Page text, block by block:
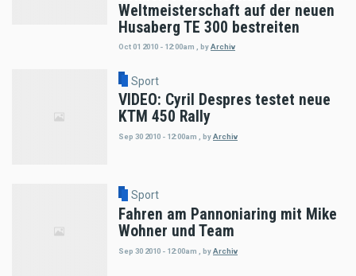
Weltmeisterschaft auf der neuen
Husaberg TE 300 bestreiten
Oct 01 2010 - 12:00am byArchiv
Sport
VIDEO: Cyril Despres testet neue
KTM 450 Rally
Sep 30 2010 - 12:00am byArchiv
Sport
Fahren am Pannoniaring mit Mike
Wohner und Team
Sep 30 2010 - 12:00am byArchiv